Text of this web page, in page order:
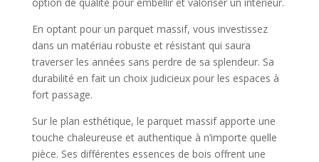
En optant pour un parquet massif, vous investissez
dans un matériau robuste et résistant qui saura
traverser les années sans perdre de sa splendeur. Sa
durabilité en fait un choix judicieux pour les espaces à
fort passage.
Sur le plan esthétique, le parquet massif apporte une
touche chaleureuse et authentique à n’importe quelle
pièce. Ses différentes essences de bois offrent une